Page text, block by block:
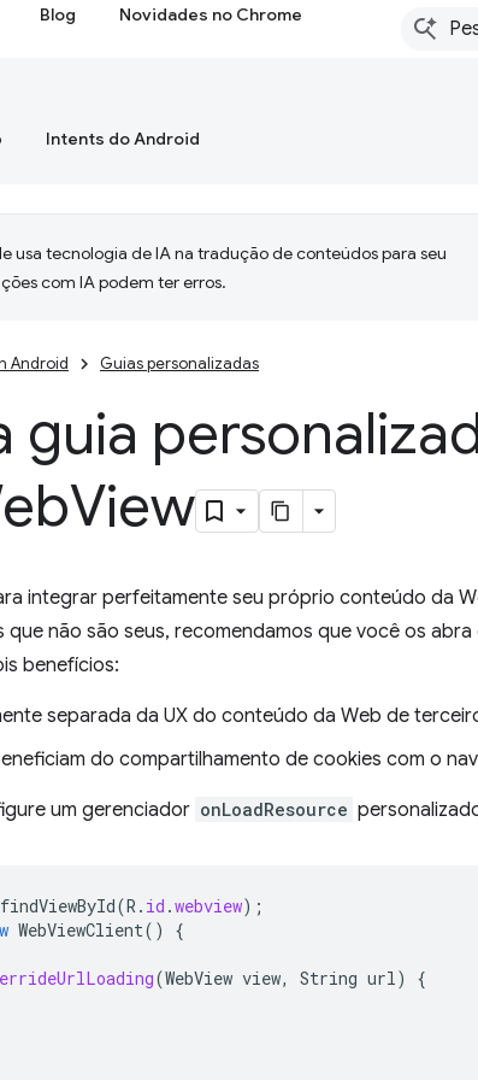
Blog Novidades no Chrome
Intents do Android
usa tecnologia de IA na tradução de conteúdos para seu
com IA podem ter erros.
Android Guias personalizadas
guia
View
integrar perfeitamente seu próprio conteúdo da
não são seus, recomendamos que você os abra
benefícios:
separada da UX do conteúdo da Web de
do compartilhamento de cookies com o
um gerenciador onLoadResource
findViewById(R . id .webview);
WebViewClient()
{
(WebView view, String url)
{